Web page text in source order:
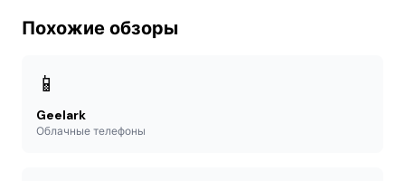
Похожие обзоры
📱
Geelark
Облачные телефоны